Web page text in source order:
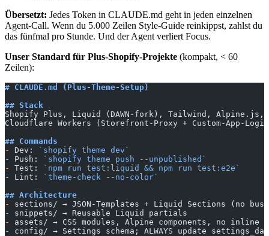
Übersetzt: Jedes Token in CLAUDE.md geht in jeden einzelnen
Agent-Call. Wenn du 5.000 Zeilen Style-Guide reinkippst, zahlst du
das fünfmal pro Stunde. Und der Agent verliert Focus.
Unser Standard für Plus-Shopify-Projekte (kompakt, < 60
Zeilen):
# CLAUDE.md (Plus-Theme-Setup)
## Stack
Shopify Plus, Liquid (DAWN-fork), Tailwind, Alpine.js,
Cloudflare Workers (Storefront-Proxy + Custom-App-
## Commands
-
Dev:
`shopify theme dev`
-
Push:
`shopify theme push --unpublished`
-
Test:
`npm run test:liquid && npm run test:e2e`
-
Lint:
`theme-check --no-color`
## Architecture
-
sections/ → JSON-Templates + Liquid Sections (no
-
snippets/ → Reusable Liquid partials
-
assets/ → CSS modules, Alpine components, no inline
-
config/ → Settings schema; ALWAYS update